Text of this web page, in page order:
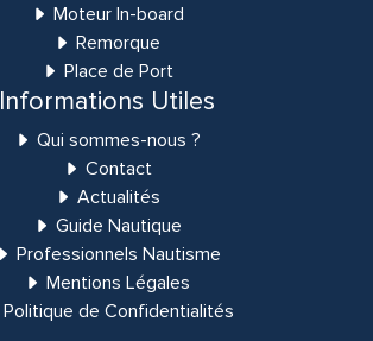
Moteur In-board
Remorque
Place de Port
Informations Utiles
Qui sommes-nous ?
Contact
Actualités
Guide Nautique
Professionnels Nautisme
Mentions Légales
Politique de Confidentialités